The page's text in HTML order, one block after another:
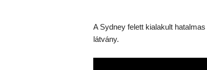
A Sydney felett kialakult hatalmas
látvány.